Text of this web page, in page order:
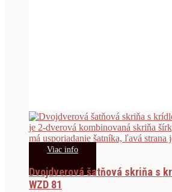
Viac info
Dvojdverová šatňová skriňa s
WZD 81